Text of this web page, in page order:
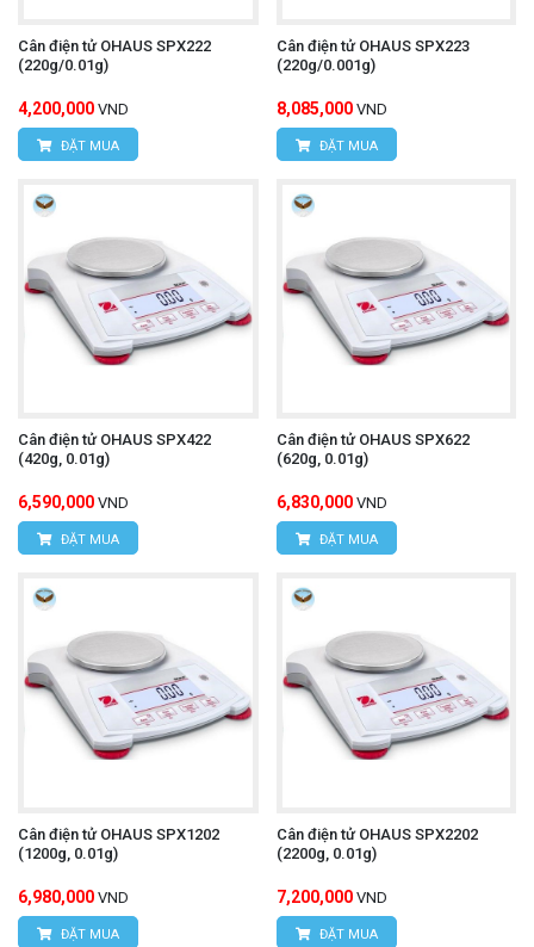
Cân điện tử OHAUS SPX222
(220g/0.01g)
4,200,000 VND
ĐẶT MUA
Cân điện tử OHAUS SPX223
(220g/0.001g)
8,085,000 VND
ĐẶT MUA
Cân điện tử OHAUS SPX422
(420g, 0.01g)
6,590,000 VND
ĐẶT MUA
Cân điện tử OHAUS SPX622
(620g, 0.01g)
6,830,000 VND
ĐẶT MUA
Cân điện tử OHAUS SPX1202
(1200g, 0.01g)
6,980,000 VND
ĐẶT MUA
Cân điện tử OHAUS SPX2202
(2200g, 0.01g)
7,200,000 VND
ĐẶT MUA